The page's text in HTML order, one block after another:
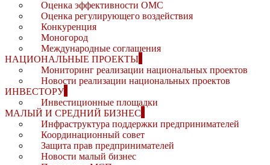
Оценка эффективности ОМС
Оценка регулирующего воздействия
Конкуренция
Моногород
Международные соглашения
НАЦИОНАЛЬНЫЕ ПРОЕКТЫ
Мониторинг реализации национальных проектов
Новости реализации национальных проектов
ИНВЕСТОРУ
Инвестиционные площадки
МАЛЫЙ И СРЕДНИЙ БИЗНЕС
Инфраструктура поддержки предпринимателей
Координационный совет
Защита прав предпринимателей
Новости малый бизнес